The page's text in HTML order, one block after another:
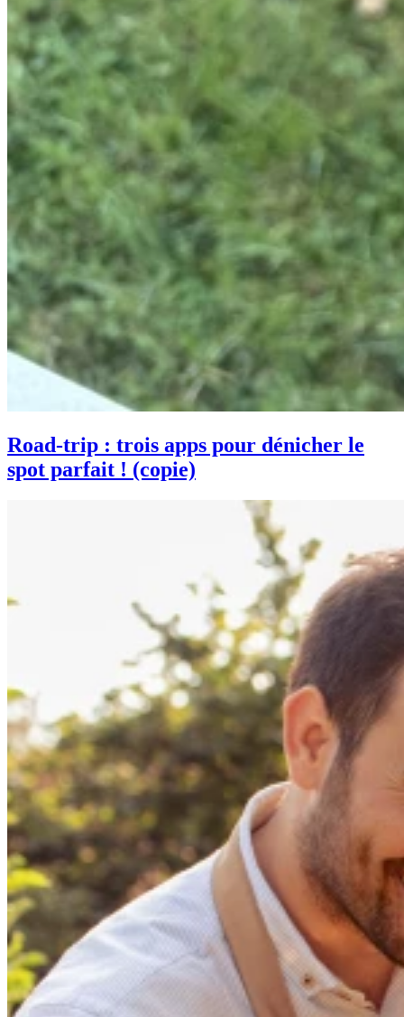
Road-trip : trois apps pour dénicher le
spot parfait ! (copie)